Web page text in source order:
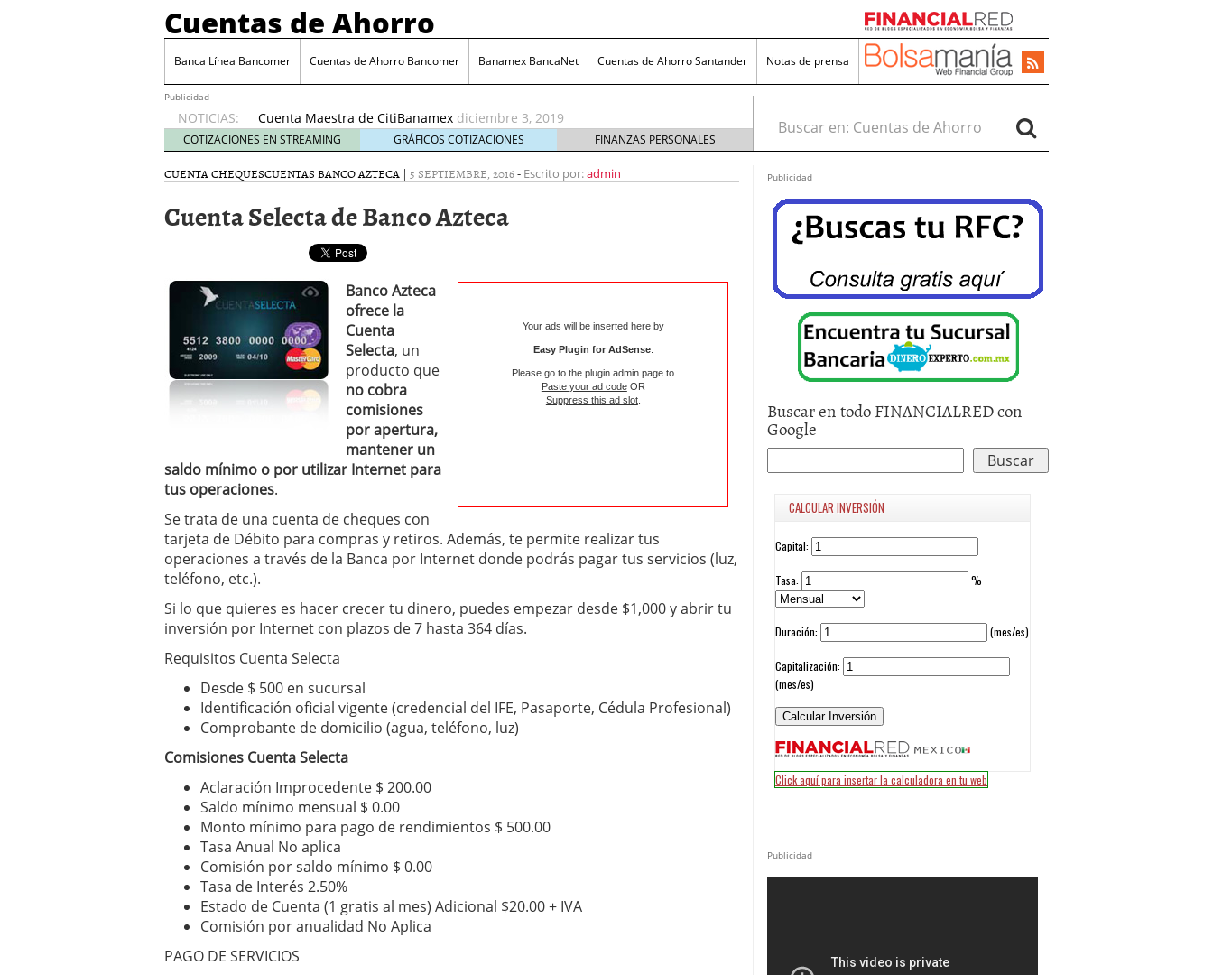
Cuentas de Ahorro
Banca Línea Bancomer Cuentas de Ahorro Bancomer Banamex BancaNet Cuentas de Ahorro Santander Notas de prensa
Publicidad
NOTICIAS:
Cuenta Maestra de CitiBanamex
¿Cómo se programan y crean las criptomonedas? agosto 18, 2020
Cuenta SuperDigital de Santander
febrero 6, 2020
Cuenta Maestra de CitiBanamex diciembre 3, 2019
¿Cómo se programan y crean las criptomonedas?
agosto 18, 2020
COTIZACIONES EN STREAMING GRÁFICOS COTIZACIONES FINANZAS PERSONALES
Buscar en:
CUENTA CHEQUESCUENTAS BANCO AZTECA | 5 SEPTIEMBRE, 2016- Escrito por:admin
Cuenta Selecta de Banco Azteca
Your ads will be inserted here by
Easy Plugin for AdSense.
Please go to the plugin admin page to
Paste your ad codeOR
Suppress this ad slot.
Banco Azteca
ofrece la
Cuenta
Selecta, un
producto que
no cobra
comisiones
por apertura,
mantener un
saldo mínimo o por utilizar Internet para
tus operaciones.
Se trata de una cuenta de cheques con
tarjeta de Débito para compras y retiros. Además, te permite realizar tus
operaciones a través de la Banca por Internet donde podrás pagar tus servicios (luz,
teléfono, etc.).
Si lo que quieres es hacer crecer tu dinero, puedes empezar desde $1,000 y abrir tu
inversión por Internet con plazos de 7 hasta 364 días.
Requisitos Cuenta Selecta
Desde $ 500 en sucursal
Identificación oficial vigente (credencial del IFE, Pasaporte, Cédula Profesional)
Comprobante de domicilio (agua, teléfono, luz)
Comisiones Cuenta Selecta
Aclaración Improcedente $ 200.00
Saldo mínimo mensual $ 0.00
Monto mínimo para pago de rendimientos $ 500.00
Tasa Anual No aplica
Comisión por saldo mínimo $ 0.00
Tasa de Interés 2.50%
Estado de Cuenta (1 gratis al mes) Adicional $20.00 + IVA
Comisión por anualidad No Aplica
PAGO DE SERVICIOS
Publicidad
Buscar en todo FINANCIALRED con
Google
Publicidad